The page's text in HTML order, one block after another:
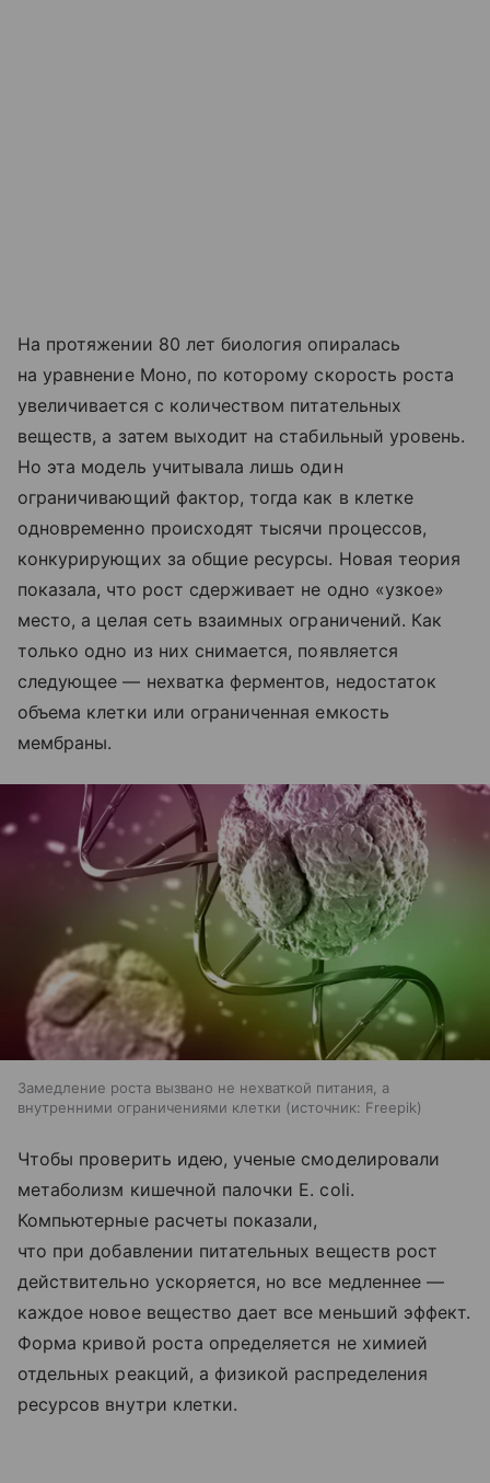
На протяжении 80 лет биология опиралась
на уравнение Моно, по которому скорость роста
увеличивается с количеством питательных
веществ, а затем выходит на стабильный уровень.
Но эта модель учитывала лишь один
ограничивающий фактор, тогда как в клетке
одновременно происходят тысячи процессов,
конкурирующих за общие ресурсы. Новая теория
показала, что рост сдерживает не одно «узкое»
место, а целая сеть взаимных ограничений. Как
только одно из них снимается, появляется
следующее — нехватка ферментов, недостаток
объема клетки или ограниченная емкость
мембраны.
Замедление роста вызвано не нехваткой питания, а
внутренними ограничениями клетки
источник: Freepik
Чтобы проверить идею, ученые смоделировали
метаболизм кишечной палочки E. coli.
Компьютерные расчеты показали,
что при добавлении питательных веществ рост
действительно ускоряется, но все медленнее —
каждое новое вещество дает все меньший эффект.
Форма кривой роста определяется не химией
отдельных реакций, а физикой распределения
ресурсов внутри клетки.